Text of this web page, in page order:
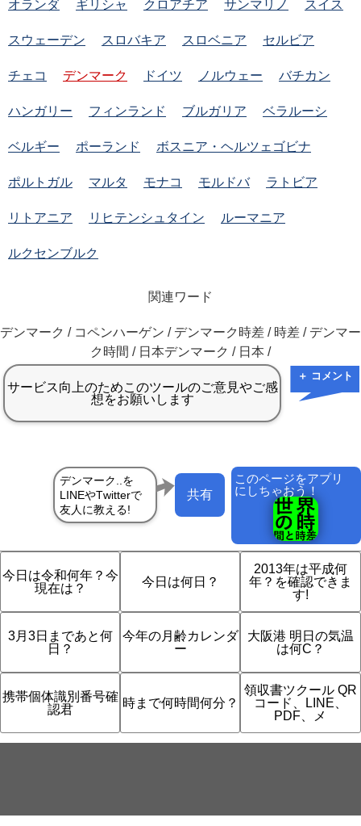
オランダ ギリシャ クロアチア サンマリノ スイス
スウェーデン スロバキア スロベニア セルビア
チェコ デンマーク ドイツ ノルウェー バチカン
ハンガリー フィンランド ブルガリア ベラルーシ
ベルギー ポーランド ボスニア・ヘルツェゴビナ
ポルトガル マルタ モナコ モルドバ ラトビア
リトアニア リヒテンシュタイン ルーマニア
ルクセンブルク
関連ワード
デンマーク / コペンハーゲン / デンマーク時差 / 時差 / デンマー
ク時間 / 日本デンマーク / 日本 /
＋ コメント
このページをアプリ
にしちゃおう！
共有
今日は令和何年？今
現在は？
今日は何日？
2013年は平成何
年？を確認できま
す!
3月3日まであと何
日？
今年の月齢カレンダ
ー
大阪港 明日の気温
は何C？
携帯個体識別番号確
認君
時まで何時間何分？
領収書ツクール QR
コード、LINE、
PDF、メ